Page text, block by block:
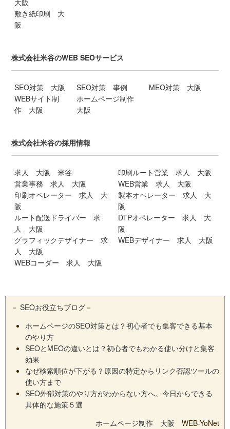
大阪
敷き紙印刷 大
阪
株式会社米谷のWEB SEOサービス
SEO対策 大阪
WEBサイト制
作 大阪
SEO対策 事例
ホームページ制作
大阪
MEO対策 大阪
株式会社米谷の採用情報
求人 大阪 米谷
営業事務 求人 大阪
印刷オペレーター 求人 大
阪
ルート配送ドライバー 求
人 大阪
グラフィックデザイナー 求
人 大阪
WEBコーダー 求人 大阪
印刷ルート営業 求人 大阪
WEB営業 求人 大阪
製本オペレーター 求人 大
阪
DTPオペレーター 求人 大
阪
WEBデザイナー 求人 大阪
－ SEOお役立ちブログ －
ホームページのSEO対策とは？初心者でも集客できる基本
のやり方
SEOとMEOの違いとは？初心者でもわかる使い分けと集客
効果
なぜ検索順位が下がる？原因の特定からリンク否認ツールの
使い方まで
SEO外部対策のやり方がわからない方へ。今日からできる
具体的な施策５選
ホームページ制作 大阪 WEB-YoNet